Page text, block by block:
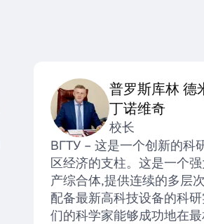
普罗斯库林 德
丁诺维奇
校长
ВГТУ – 这是一个创新的科
区经济的支柱。这是一个
产综合体,提供连续的多层
配备最新高科技设备的科
们的科学家能够成功地在